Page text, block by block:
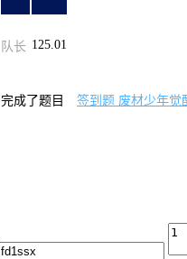
队长 125.01
完成了题目
签到题 废材少年觉